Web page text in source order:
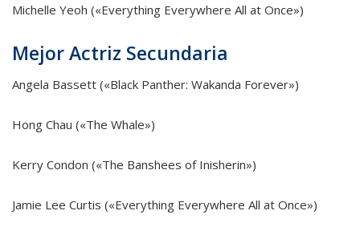
Michelle Yeoh («Everything Everywhere All at Once»)
Mejor Actriz Secundaria
Angela Bassett («Black Panther: Wakanda Forever»)
Hong Chau («The Whale»)
Kerry Condon («The Banshees of Inisherin»)
Jamie Lee Curtis («Everything Everywhere All at Once»)